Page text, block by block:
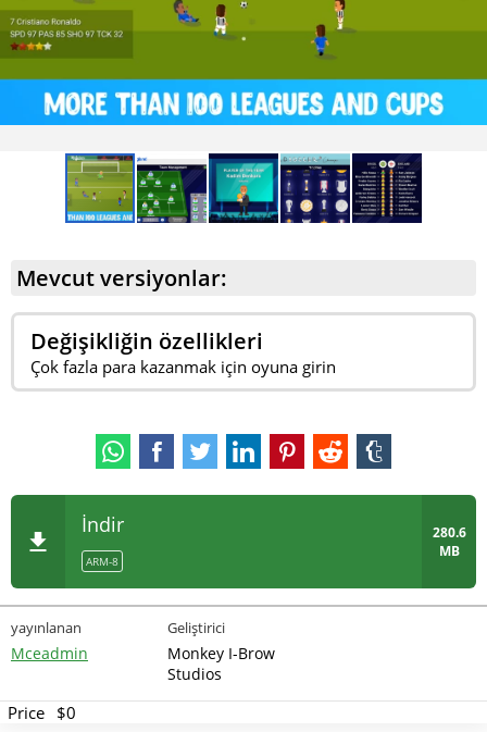
Mevcut versiyonlar:
Değişikliğin özellikleri
Çok fazla para kazanmak için oyuna girin
İndir
ARM-8
280.6
MB
yayınlanan
Mceadmin
Geliştirici
Monkey I-Brow
Studios
Price $0